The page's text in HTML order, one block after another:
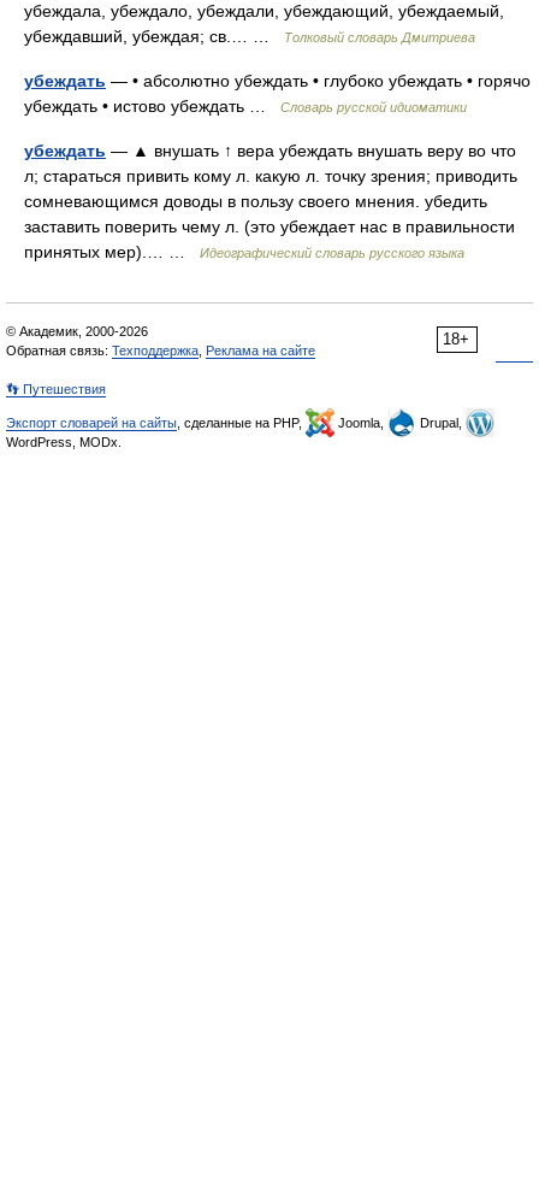
убеждала, убеждало, убеждали, убеждающий, убеждаемый,
убеждавший, убеждая; св.… …
Толковый словарь Дмитриева
убеждать — • абсолютно убеждать • глубоко убеждать • горячо
убеждать • истово убеждать …
Словарь русской идиоматики
убеждать — ▲ внушать ↑ вера убеждать внушать веру во что
л; стараться привить кому л. какую л. точку зрения; приводить
сомневающимся доводы в пользу своего мнения. убедить
заставить поверить чему л. (это убеждает нас в правильности
принятых мер).… …
Идеографический словарь русского языка
18+
© Академик, 2000-2026
Обратная связь: Техподдержка Реклама на сайте
👣 Путешествия
Экспорт словарей на сайты , сделанные на PHP, Joomla,
Drupal,
WordPress, MODx.